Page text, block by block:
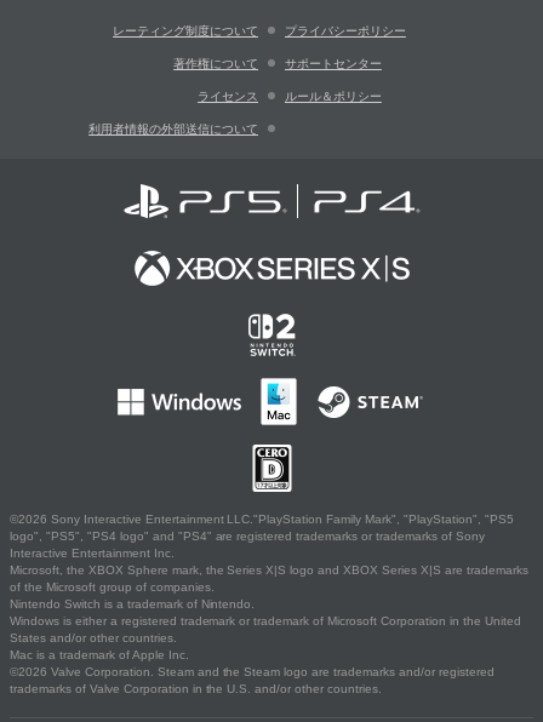
レーティング制度について プライバシーポリシー
著作権について サポートセンター
ライセンス ルール＆ポリシー
利用者情報の外部送信について
©2026 Sony Interactive Entertainment LLC."PlayStation Family Mark", "PlayStation", "PS5
logo", "PS5", "PS4 logo" and "PS4" are registered trademarks or trademarks of Sony
Interactive Entertainment Inc.
Microsoft, the XBOX Sphere mark, the Series X|S logo and XBOX Series X|S are trademarks
of the Microsoft group of companies.
Nintendo Switch is a trademark of Nintendo.
Windows is either a registered trademark or trademark of Microsoft Corporation in the United
States and/or other countries.
Mac is a trademark of Apple Inc.
©2026 Valve Corporation. Steam and the Steam logo are trademarks and/or registered
trademarks of Valve Corporation in the U.S. and/or other countries.